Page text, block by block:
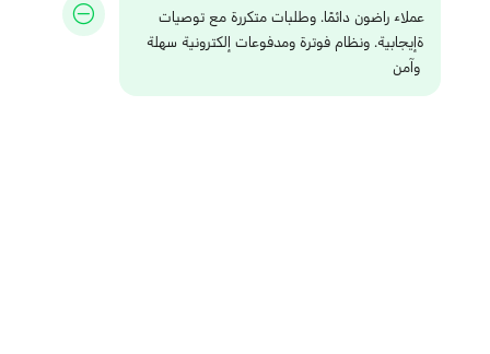
عملاء راضون دائمًا. وطلبات متكررة مع توصيات
ةإيجابية. ونظام فوترة ومدفوعات إلكترونية سهلة
وآمن